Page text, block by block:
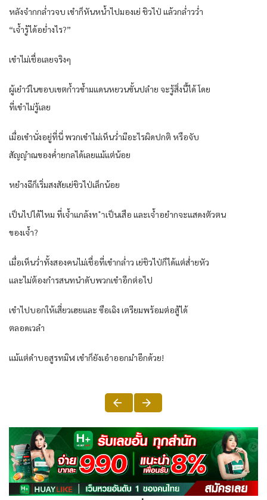
หลังจำกกล่ำวจบ เขำก็หันหน้ำไปมองเย่ ชิวไป่ แล้วกล่ำวว่ำ
“เจ้ำรู้ได้อย่ำงไร?”
เขำไม่เชื่อเลยจริงๆ
ผู้เยำว์ในขอบเขตก้ำวข้ำมแดนหยวนขั้นปลำย จะรู้สิ่งนี้ได้ โดย
ที่เขำไม่รู้เลย
เมื่อเขำนั่งอยู่ที่นี่ พวกเขำไม่เห็นว่ำมีอะไรผิดปกติ หรือจับ
สัญญำณของค่ำยกลได้เลยแม้แต่น้อย
หยำงฉีก็เริ่มสงสัยเย่ชิวไป่เล็กน้อย
เป็นไปได้ไหม ที่เจ้ำแกล้งท ำเป็นเสือ และเจ้ำอยำกจะแสดงตัวตน
ของเจ้ำ?
เมื่อเห็นว่ำทั้งสองคนไม่เชื่อที่เขำกล่ำว เย่ชิวไป่ก็ได้แต่ส่ำยหัว
และไม่ต้องกำรสนทนำดับพวกเขำอีกต่อไป
เขำไปบอกให้เสี่ยวเฮยและ ซือเฉิง เตรียมพร้อมต่อสู้ได้
ตลอดเวลำ
แม้แต่ดำบอสูรทมิฬ เขำก็ยังเอำออกมำอีกด้วย!